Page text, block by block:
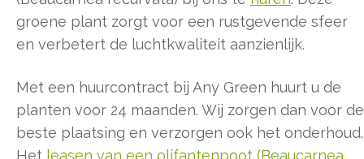
groene plant zorgt voor een rustgevende sfeer
en verbetert de luchtkwaliteit aanzienlijk.
Met een huurcontract bij Any Green huurt u de
planten voor 24 maanden. Wij zorgen dan voor de
beste plaatsing en verzorgen ook het onderhoud.
Het leasen van een olifantenpoot (Beaucarnea